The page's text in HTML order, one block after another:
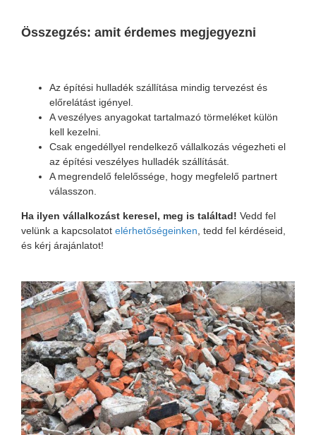
Összegzés: amit érdemes megjegyezni
Az építési hulladék szállítása mindig tervezést és
előrelátást igényel.
A veszélyes anyagokat tartalmazó törmeléket külön
kell kezelni.
Csak engedéllyel rendelkező vállalkozás végezheti el
az építési veszélyes hulladék szállítását.
A megrendelő felelőssége, hogy megfelelő partnert
válasszon.
Ha ilyen vállalkozást keresel, meg is találtad! Vedd fel
velünk a kapcsolatot elérhetőségeinken , tedd fel kérdéseid,
és kérj árajánlatot!